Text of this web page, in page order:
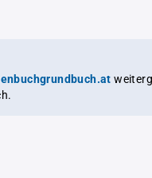
weitergeleitet,